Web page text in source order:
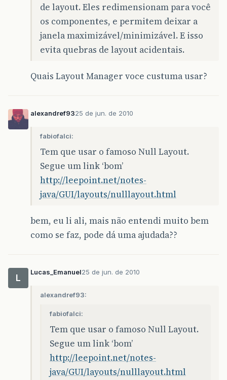
de layout. Eles redimensionam para você
os componentes, e permitem deixar a
janela maximizável/minimizável. E isso
evita quebras de layout acidentais.
Quais Layout Manager voce custuma usar?
alexandref9325 de jun. de 2010
fabiofalci:
Tem que usar o famoso Null Layout.
Segue um link ‘bom’
http://leepoint.net/notes-
java/GUI/layouts/nulllayout.html
bem, eu li ali, mais não entendi muito bem
como se faz, pode dá uma ajudada??
L
Lucas_Emanuel25 de jun. de 2010
alexandref93:
fabiofalci:
Tem que usar o famoso Null Layout.
Segue um link ‘bom’
http://leepoint.net/notes-
java/GUI/layouts/nulllayout.html